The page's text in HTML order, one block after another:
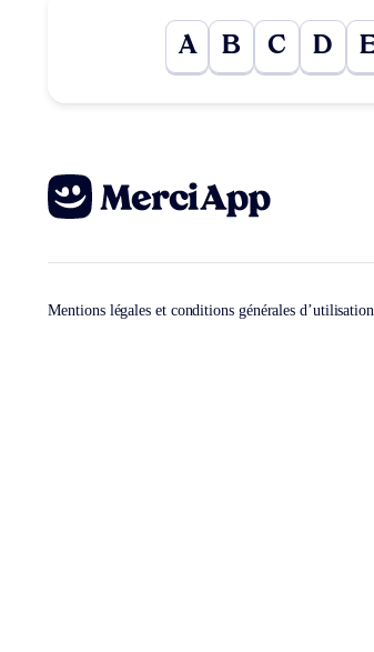
A B C D
Mentions légales et conditions générales